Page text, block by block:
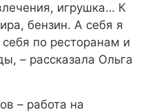
игрушка… К
бензин. А себя я
по ресторанам и
– рассказала Ольга
– работа на